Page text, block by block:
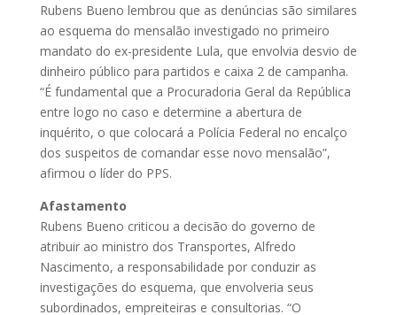
Rubens Bueno lembrou que as denúncias são similares
ao esquema do mensalão investigado no primeiro
mandato do ex-presidente Lula, que envolvia desvio de
dinheiro público para partidos e caixa 2 de campanha.
“É fundamental que a Procuradoria Geral da República
entre logo no caso e determine a abertura de
inquérito, o que colocará a Polícia Federal no encalço
dos suspeitos de comandar esse novo mensalão”,
afirmou o líder do PPS.
Afastamento
Rubens Bueno criticou a decisão do governo de
atribuir ao ministro dos Transportes, Alfredo
Nascimento, a responsabilidade por conduzir as
investigações do esquema, que envolveria seus
subordinados, empreiteiras e consultorias. “O